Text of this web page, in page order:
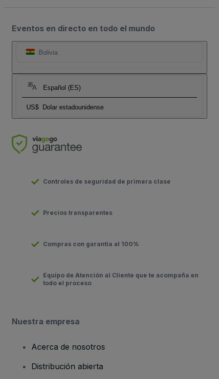
Eventos en directo en todo el mundo
Bolivia
Español (ES)
US$ Dolar estadounidense
Controles de seguridad de primera clase
Precios transparentes
Compras con garantía al 100%
Equipo de Atención al Cliente que te acompaña en
todo el proceso
Nuestra empresa
Acerca de nosotros
Distribución abierta